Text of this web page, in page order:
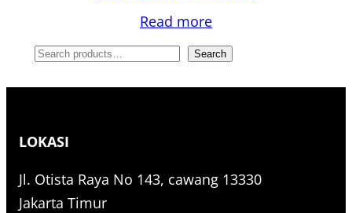
Read more
S
c
h
Search
LOKASI
Jl. Otista Raya No 143, cawang 13330
Jakarta Timur